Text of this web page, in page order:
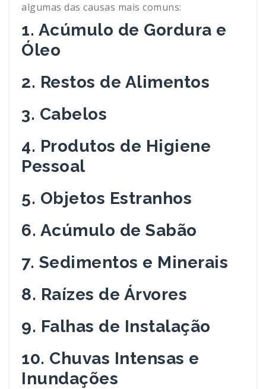
algumas das causas mais comuns:
1. Acúmulo de Gordura e
Óleo
2. Restos de Alimentos
3. Cabelos
4. Produtos de Higiene
Pessoal
5. Objetos Estranhos
6. Acúmulo de Sabão
7. Sedimentos e Minerais
8. Raízes de Árvores
9. Falhas de Instalação
10. Chuvas Intensas e
Inundações